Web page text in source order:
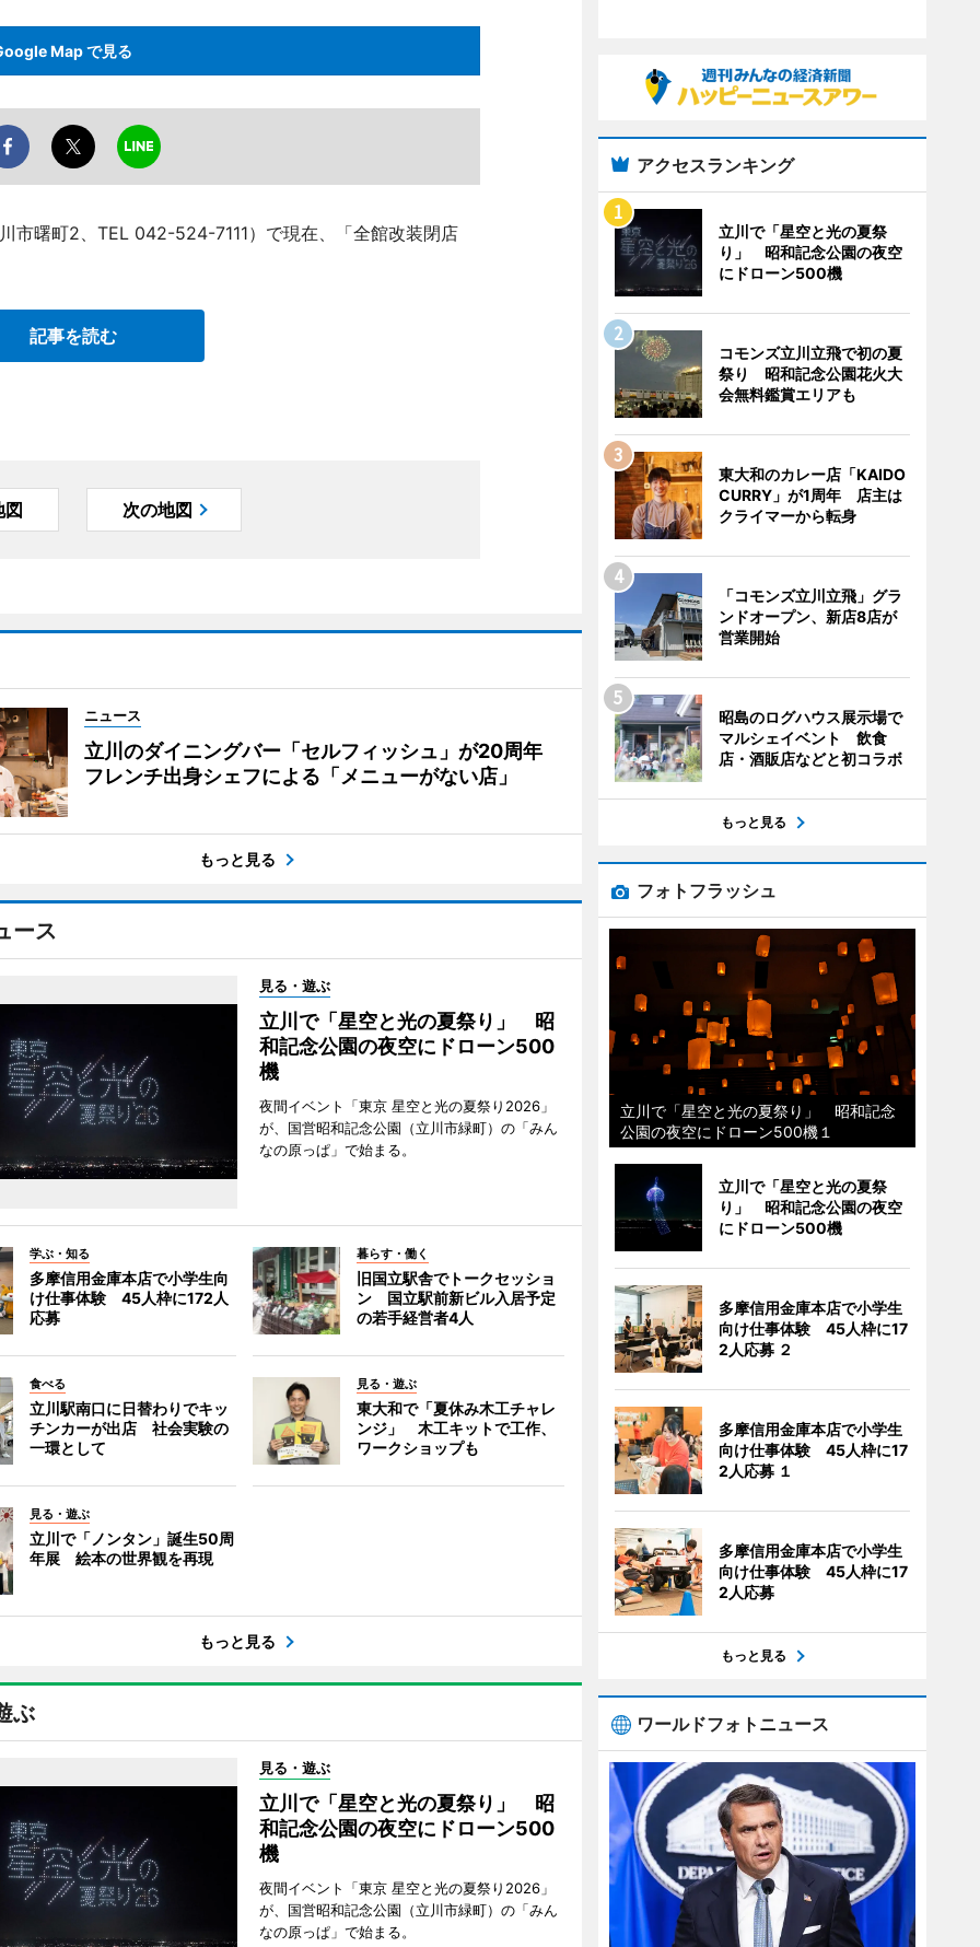
Map で見る
市曙町2、TEL 042-524-7111）で現在、「全館改装閉店
記事を読む
図 次の地図
ニュース
立川のダイニングバー「セルフィッシュ」が20周年
フレンチ出身シェフによる「メニューがない店」
もっと見る
ース
見る・遊ぶ
立川で「星空と光の夏祭り」 昭
和記念公園の夜空にドローン500
機
夜間イベント「東京 星空と光の夏祭り2026」
が、国営昭和記念公園（立川市緑町）の「みん
なの原っぱ」で始まる。
学ぶ・知る
多摩信用金庫本店で小学生向
け仕事体験 45人枠に172人
応募
暮らす・働く
旧国立駅舎でトークセッショ
ン 国立駅前新ビル入居予定
の若手経営者4人
食べる
立川駅南口に日替わりでキッ
チンカーが出店 社会実験の
一環として
見る・遊ぶ
東大和で「夏休み木工チャレ
ンジ」 木工キットで工作、
ワークショップも
見る・遊ぶ
立川で「ノンタン」誕生50周
年展 絵本の世界観を再現
もっと見る
ぶ
見る・遊ぶ
立川で「星空と光の夏祭り」 昭
和記念公園の夜空にドローン500
機
夜間イベント「東京 星空と光の夏祭り2026」
が、国営昭和記念公園（立川市緑町）の「みん
なの原っぱ」で始まる。
アクセスランキング
立川で「星空と光の夏祭
り」 昭和記念公園の夜空
にドローン500機
コモンズ立川立飛で初の夏
祭り 昭和記念公園花火大
会無料鑑賞エリアも
東大和のカレー店「KAIDO
CURRY」が1周年 店主は
クライマーから転身
「コモンズ立川立飛」グラ
ンドオープン、新店8店が
営業開始
昭島のログハウス展示場で
マルシェイベント 飲食
店・酒販店などと初コラボ
もっと見る
フォトフラッシュ
立川で「星空と光の夏祭り」 昭和記念
公園の夜空にドローン500機１
立川で「星空と光の夏祭
り」 昭和記念公園の夜空
にドローン500機
多摩信用金庫本店で小学生
向け仕事体験 45人枠に17
2人応募 ２
多摩信用金庫本店で小学生
向け仕事体験 45人枠に17
2人応募 １
多摩信用金庫本店で小学生
向け仕事体験 45人枠に17
2人応募
もっと見る
ワールドフォトニュース